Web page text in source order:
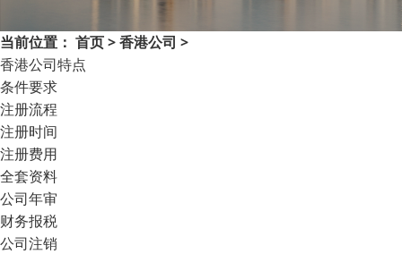
当前位置： 首页>香港公司 >
香港公司特点
条件要求
注册流程
注册时间
注册费用
全套资料
公司年审
财务报税
公司注销